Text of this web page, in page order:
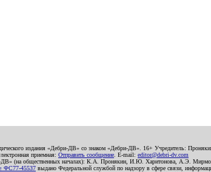
издания «Дебри-ДВ» со знаком «Дебри-ДВ». 16+ Учредитель:
приемная: Отправить сообщение . E-mail: editor@debri-dv.com
ДВ» (на общественных началах): К.А. Пронякин, И.Ю. Харитонова,
45537 выдано Федеральной службой по надзору в сфере связи,